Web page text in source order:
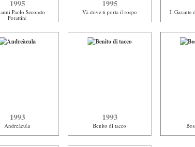
1995
Paolo Secondo
Forattini
1995
Và dove ti porta il rospo Il Garante
1993
Andreàcula
1993
Benito di tacco